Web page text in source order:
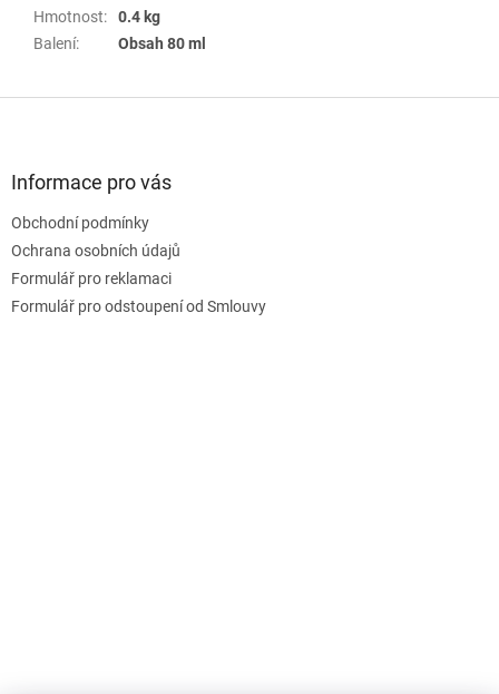
Hmotnost:
0.4 kg
Balení: Obsah 80 ml
Informace pro vás
Obchodní podmínky
Ochrana osobních údajů
Formulář pro reklamaci
Formulář pro odstoupení od Smlouvy